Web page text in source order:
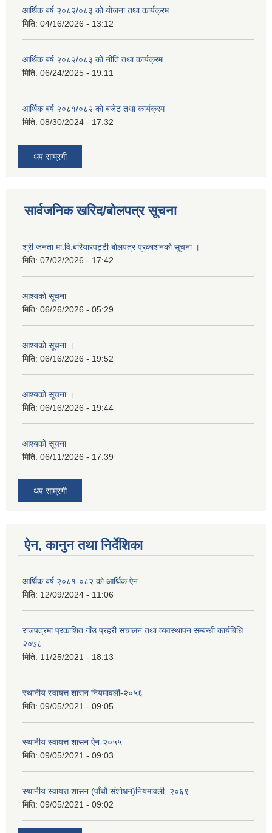
आर्थिक बर्ष २०८२/०८३ काे याेजना तथा कार्यक्रम
मिति: 04/16/2026 - 13:12
आर्थिक बर्ष २०८२/०८३ काे नीति तथा कार्यक्रम
मिति: 06/24/2025 - 19:11
आर्थिक बर्ष २०८१/०८२ को बजेट तथा कार्यक्रम
मिति: 08/30/2024 - 17:32
थप साम्रगी
सार्वजनिक खरिद/बोलपत्र सूचना
श्री जनता मा.वि.बरियारपट्टी बाेलपत्र प्रकाशनकाे सूचना ।
मिति: 07/02/2026 - 17:42
आश्यकाे सूचना
मिति: 06/26/2026 - 05:29
आश्यकाे सूचना ।
मिति: 06/16/2026 - 19:52
आश्यकाे सूचना ।
मिति: 06/16/2026 - 19:44
आश्यकाे सूचना
मिति: 06/11/2026 - 17:39
थप साम्रगी
ऐन, कानुन तथा निर्देशिका
आर्थिक बर्ष २०८१-०८२ को आर्थिक ऐन
मिति: 12/09/2024 - 11:06
राजपत्रमा प्रकाशित गाँउ प्रहरी संचालन तथा व्यवस्थापन सम्बन्धी कार्यबिधि
२०७८
मिति: 11/25/2021 - 18:13
स्थानीय स्वायत्त शासन नियमावली-२०५६
मिति: 09/05/2021 - 09:05
स्थानीय स्वायत्त शासन ए‍ेन-२०५५
मिति: 09/05/2021 - 09:03
स्थानीय स्वायत्त शासन (पाँचौ संशोधन)नियमावली, २०६९
मिति: 09/05/2021 - 09:02